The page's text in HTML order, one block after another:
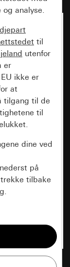
analyse.
til
utenfor
er
ikke er
at
tilgang til de
til
dine ved
på
tilbake
å